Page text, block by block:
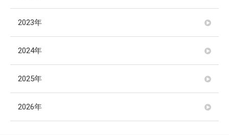
2023年
2024年
2025年
2026年